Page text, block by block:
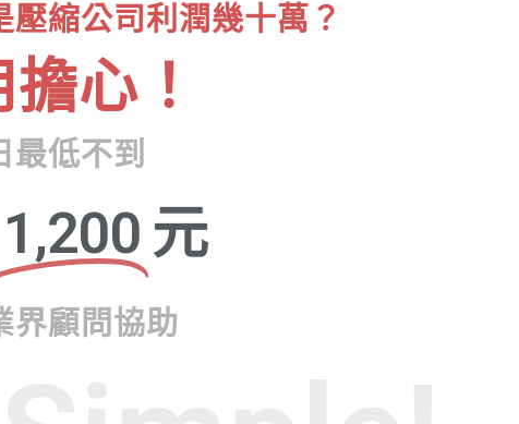
縮公司利潤幾十萬？
心！
最低不到
1,200 元
界顧問協助